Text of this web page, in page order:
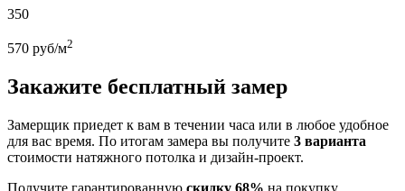
350
570 руб/м2
Закажите бесплатный замер
Замерщик приедет к вам в течении часа или в любое удобное
для вас время. По итогам замера вы получите 3 варианта
стоимости натяжного потолка и дизайн-проект.
Получите гарантированную скидку 68% на покупку